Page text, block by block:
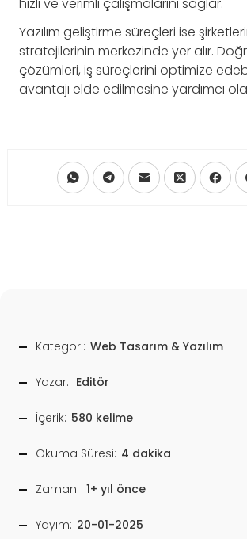
hızlı ve verimli çalışmalarını sağlar.
Yazılım geliştirme süreçleri ise
stratejilerinin merkezinde yer alır.
çözümleri, iş süreçlerini optimize
avantajı elde edilmesine yardımcı
Kategori: Web Tasarım & Yazılım
Yazar: Editör
İçerik: 580 kelime
Okuma Süresi: 4 dakika
Zaman: 1+ yıl önce
Yayım: 20-01-2025